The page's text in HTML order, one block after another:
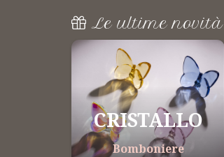
Le ultime novità
CRISTALLO
Bomboniere